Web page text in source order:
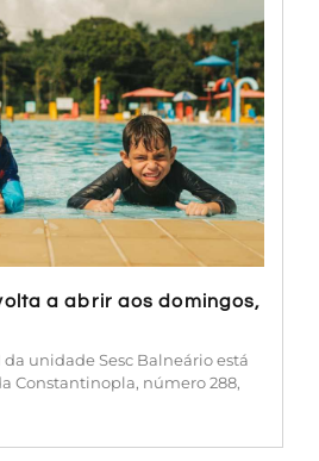
a abrir aos domingos,
unidade Sesc Balneário está
Constantinopla, número 288,